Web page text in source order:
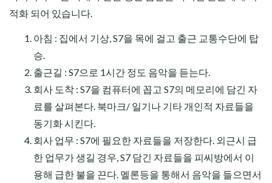
적화 되어 있습니다.
아침 : 집에서 기상, S7을 목에 걸고 출근 교통수단에 탑
승.
출근길 : S7으로 1시간 정도 음악을 듣는다.
회사 도착 : S7을 컴퓨터에 꼽고 S7의 메모리에 담긴 자
료를 살펴본다. 북마크/ 일기나 기타 개인적 자료들을
동기화 시킨다.
회사 업무 : S7에 필요한 자료들을 저장한다. 외근시 급
한 업무가 생길 경우, S7 담긴 자료들을 피씨방에서 이
용해 급한 불을 끈다. 멜론등을 통해서 음악을 들으면서